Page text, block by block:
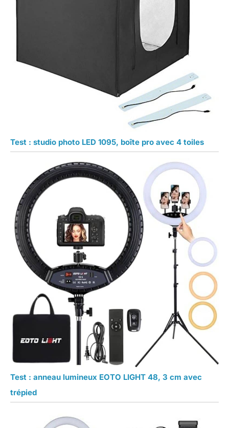
Test : studio photo LED 1095, boîte pro avec 4 toiles
Test : anneau lumineux EOTO LIGHT 48, 3 cm avec
trépied